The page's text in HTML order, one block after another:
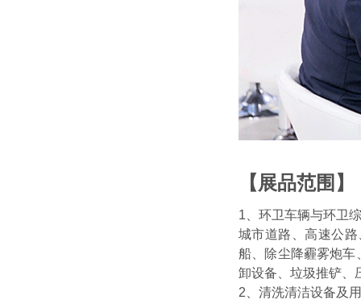
【展品范围】
1、环卫车辆与环卫
城市道路、高速公
船、除尘降霾雾炮车
卸设备、垃圾推铲、
2、清洗清洁设备及